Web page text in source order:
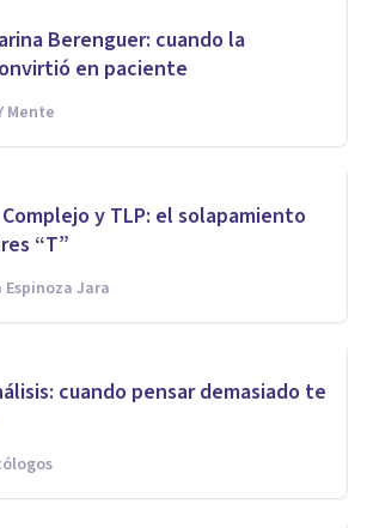
Berenguer: cuando la
en paciente
Mente
Complejo y TLP: el solapamiento
“T”
Jara
cuando pensar demasiado te